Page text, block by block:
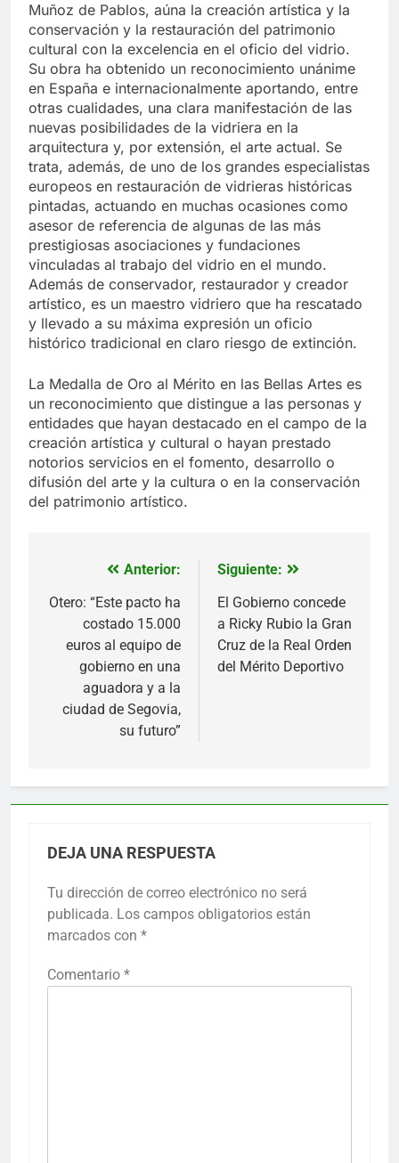
Muñoz de Pablos, aúna la creación artística y la
conservación y la restauración del patrimonio
cultural con la excelencia en el oficio del vidrio.
Su obra ha obtenido un reconocimiento unánime
en España e internacionalmente aportando, entre
otras cualidades, una clara manifestación de las
nuevas posibilidades de la vidriera en la
arquitectura y, por extensión, el arte actual. Se
trata, además, de uno de los grandes especialistas
europeos en restauración de vidrieras históricas
pintadas, actuando en muchas ocasiones como
asesor de referencia de algunas de las más
prestigiosas asociaciones y fundaciones
vinculadas al trabajo del vidrio en el mundo.
Además de conservador, restaurador y creador
artístico, es un maestro vidriero que ha rescatado
y llevado a su máxima expresión un oficio
histórico tradicional en claro riesgo de extinción.
La Medalla de Oro al Mérito en las Bellas Artes es
un reconocimiento que distingue a las personas y
entidades que hayan destacado en el campo de la
creación artística y cultural o hayan prestado
notorios servicios en el fomento, desarrollo o
difusión del arte y la cultura o en la conservación
del patrimonio artístico.
Navegación
de
entradas
Anterior:
Otero: “Este pacto ha
costado 15.000
euros al equipo de
gobierno en una
aguadora y a la
ciudad de Segovia,
su futuro”
Siguiente:
El Gobierno concede
a Ricky Rubio la Gran
Cruz de la Real Orden
del Mérito Deportivo
DEJA UNA RESPUESTA
Tu dirección de correo electrónico no será
publicada. Los campos obligatorios están
marcados con *
Comentario *